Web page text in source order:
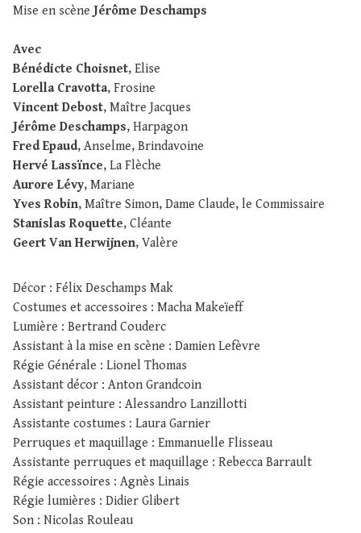
Mise en scène Jérôme Deschamps
Avec
Bénédicte Choisnet, Elise
Lorella Cravotta, Frosine
Vincent Debost, Maître Jacques
Jérôme Deschamps, Harpagon
Fred Epaud, Anselme, Brindavoine
Hervé Lassïnce, La Flèche
Aurore Lévy, Mariane
Yves Robin, Maître Simon, Dame Claude, le Commissaire
Stanislas Roquette, Cléante
Geert Van Herwijnen, Valère
Décor : Félix Deschamps Mak
Costumes et accessoires : Macha Makeïeff
Lumière : Bertrand Couderc
Assistant à la mise en scène : Damien Lefèvre
Régie Générale : Lionel Thomas
Assistant décor : Anton Grandcoin
Assistant peinture : Alessandro Lanzillotti
Assistante costumes : Laura Garnier
Perruques et maquillage : Emmanuelle Flisseau
Assistante perruques et maquillage : Rebecca Barrault
Régie accessoires : Agnès Linais
Régie lumières : Didier Glibert
Son : Nicolas Rouleau